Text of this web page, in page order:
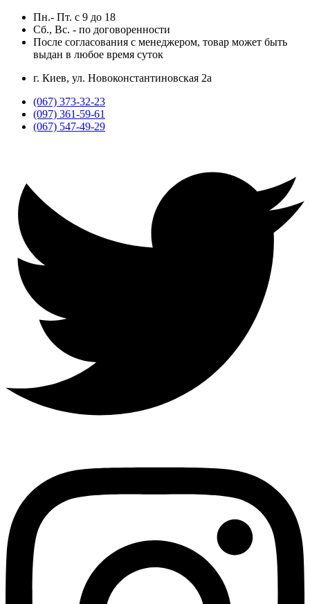
Пн.- Пт. с 9 до 18
Сб., Вс. - по договоренности
После согласования с менеджером, товар может быть
выдан в любое время суток
г. Киев, ул. Новоконстантиновская 2а
(067) 373-32-23
(097) 361-59-61
(067) 547-49-29